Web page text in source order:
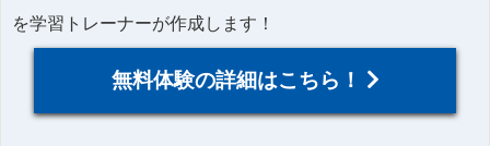
を学習トレーナーが作成します！
無料体験の詳細はこちら！